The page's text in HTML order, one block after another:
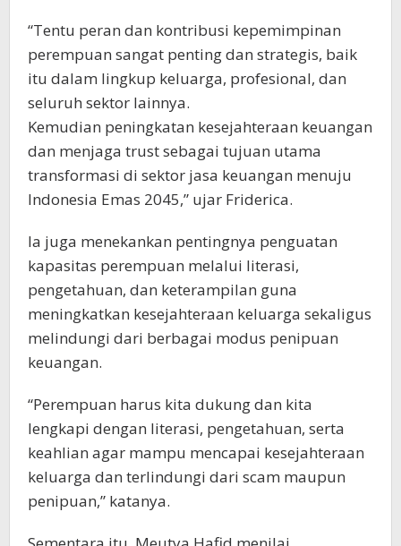
“Tentu peran dan kontribusi kepemimpinan
perempuan sangat penting dan strategis, baik
itu dalam lingkup keluarga, profesional, dan
seluruh sektor lainnya.
Kemudian peningkatan kesejahteraan keuangan
dan menjaga trust sebagai tujuan utama
transformasi di sektor jasa keuangan menuju
Indonesia Emas 2045,” ujar Friderica.
Ia juga menekankan pentingnya penguatan
kapasitas perempuan melalui literasi,
pengetahuan, dan keterampilan guna
meningkatkan kesejahteraan keluarga sekaligus
melindungi dari berbagai modus penipuan
keuangan.
“Perempuan harus kita dukung dan kita
lengkapi dengan literasi, pengetahuan, serta
keahlian agar mampu mencapai kesejahteraan
keluarga dan terlindungi dari scam maupun
penipuan,” katanya.